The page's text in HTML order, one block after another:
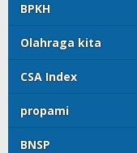
BPKH
Olahraga kita
CSA Index
propami
BNSP